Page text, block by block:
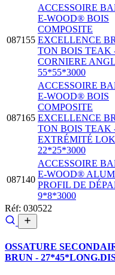
087155
ACCESSOIRE
E-WOOD® BOIS
COMPOSITE
EXCELLENCE
TON BOIS TEAK
CORNIERE
55*55*3000
087165
ACCESSOIRE
E-WOOD® BOIS
COMPOSITE
EXCELLENCE
TON BOIS TEAK
EXTRÉMITÉ
22*25*3000
087140
ACCESSOIRE
E-WOOD®
PROFIL DE
9*8*3000
Réf: 030522
OSSATURE
BRUN -